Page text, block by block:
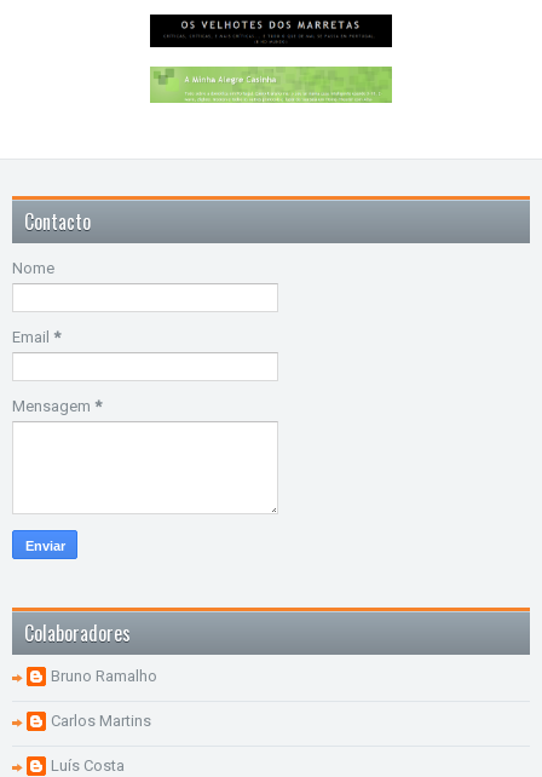
Contacto
Nome
Email *
Mensagem *
Colaboradores
Bruno Ramalho
Carlos Martins
Luís Costa